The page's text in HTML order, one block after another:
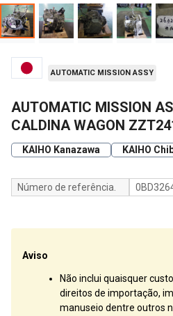
AUTOMATIC MISSION ASSY
AUTOMATIC MISSION
CALDINA WAGON
KAIHO Kanazawa KAIHO
Número de referência.
Aviso
Não inclui quaisquer
direitos de importação,
manuseio dentre outros